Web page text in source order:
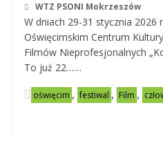
WTZ PSONI Mokrzeszów
W dniach 29-31 stycznia 2026
Oświęcimskim Centrum
Filmów Nieprofesjonalnych
To już 22……
oświęcim , festiwal , Film ,